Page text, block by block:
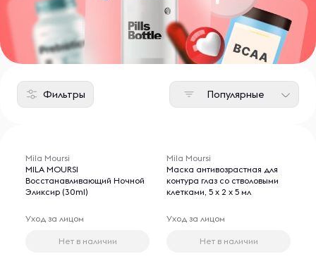
Фильтры Популярные
Mila Moursi
MILA MOURSI
Восстанавливающий Ночной
Эликсир (30ml)
Уход за лицом
Нет в наличии
Mila Moursi
Маска антивозрастная для
контура глаз со стволовыми
клетками, 5 х 2 х 5 мл
Уход за лицом
Нет в наличии